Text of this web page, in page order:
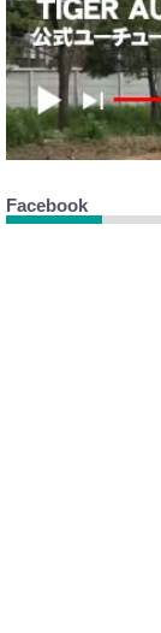
Facebook